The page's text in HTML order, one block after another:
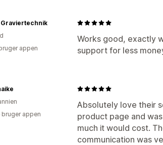
Works good, exactly
support for less
appen
Absolutely love their
product page and
much it would cost.
communication was
bruger appen